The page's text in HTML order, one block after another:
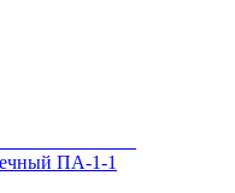
ПА-1-1